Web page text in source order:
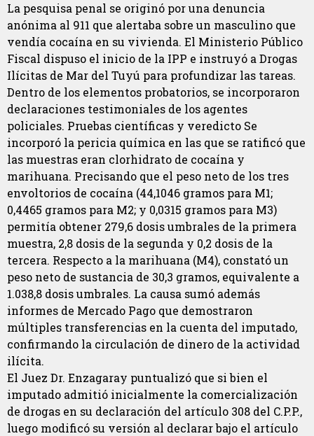
La pesquisa penal se originó por una denuncia
anónima al 911 que alertaba sobre un masculino que
vendía cocaína en su vivienda. El Ministerio Público
Fiscal dispuso el inicio de la IPP e instruyó a Drogas
Ilícitas de Mar del Tuyú para profundizar las tareas.
Dentro de los elementos probatorios, se incorporaron
declaraciones testimoniales de los agentes
policiales. Pruebas científicas y veredicto Se
incorporó la pericia química en las que se ratificó que
las muestras eran clorhidrato de cocaína y
marihuana. Precisando que el peso neto de los tres
envoltorios de cocaína (44,1046 gramos para M1;
0,4465 gramos para M2; y 0,0315 gramos para M3)
permitía obtener 279,6 dosis umbrales de la primera
muestra, 2,8 dosis de la segunda y 0,2 dosis de la
tercera. Respecto a la marihuana (M4), constató un
peso neto de sustancia de 30,3 gramos, equivalente a
1.038,8 dosis umbrales. La causa sumó además
informes de Mercado Pago que demostraron
múltiples transferencias en la cuenta del imputado,
confirmando la circulación de dinero de la actividad
ilícita.
El Juez Dr. Enzagaray puntualizó que si bien el
imputado admitió inicialmente la comercialización
de drogas en su declaración del artículo 308 del C.P.P.,
luego modificó su versión al declarar bajo el artículo